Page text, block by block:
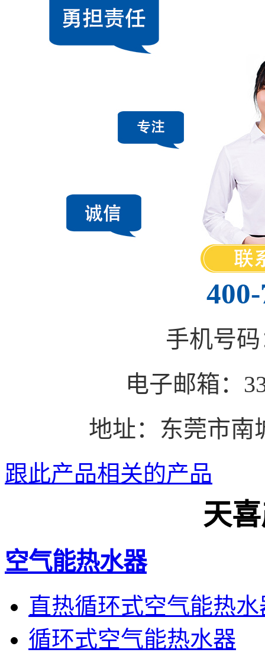
手机号码
电子邮箱：
地址：东莞市南
跟此产品相关的产品
天
空气能热水器
直热循环式空气能热水
循环式空气能热水器